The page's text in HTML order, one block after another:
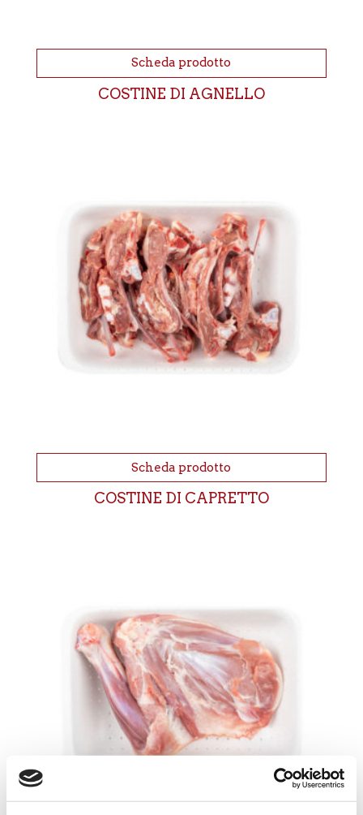
Scheda prodotto
COSTINE DI AGNELLO
Scheda prodotto
COSTINE DI CAPRETTO